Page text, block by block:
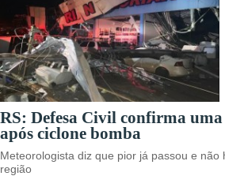
RS: Defesa Civil confirma
após ciclone bomba
Meteorologista diz que pior já passou e não
região